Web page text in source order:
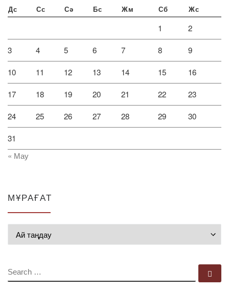
Дс Сс Сә Бс Жм Сб Жс
1 2
3 4 5 6 7 8 9
10 11 12 13 14 15 16
17 18 19 20 21 22 23
24 25 26 27 28 29 30
31
« Мау
МҰРАҒАТ
SEARCH